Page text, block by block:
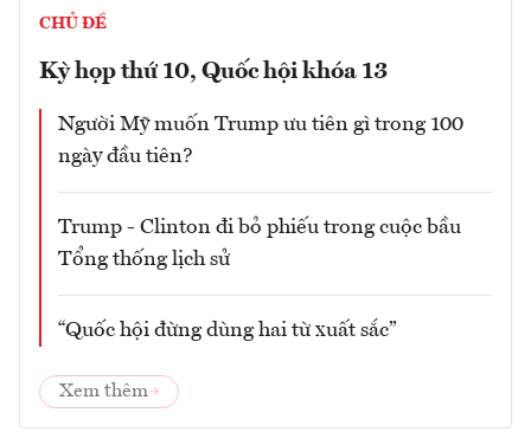
CHỦ ĐỀ
Kỳ họp thứ 10, Quốc hội khóa 13
Người Mỹ muốn Trump ưu tiên gì trong 100
ngày đầu tiên?
Trump - Clinton đi bỏ phiếu trong cuộc bầu
Tổng thống lịch sử
“Quốc hội đừng dùng hai từ xuất sắc”
Xem thêm